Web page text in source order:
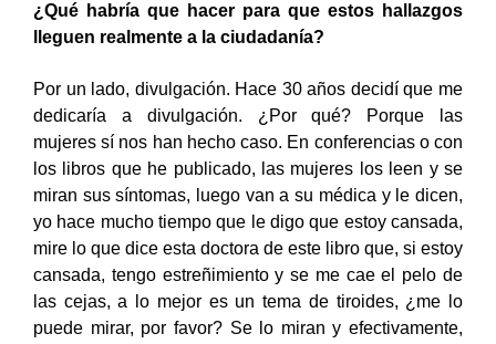
¿Qué habría que hacer para que estos hallazgos
lleguen realmente a la ciudadanía?
Por un lado, divulgación. Hace 30 años decidí que me
dedicaría a divulgación. ¿Por qué? Porque las
mujeres sí nos han hecho caso. En conferencias o con
los libros que he publicado, las mujeres los leen y se
miran sus síntomas, luego van a su médica y le dicen,
yo hace mucho tiempo que le digo que estoy cansada,
mire lo que dice esta doctora de este libro que, si estoy
cansada, tengo estreñimiento y se me cae el pelo de
las cejas, a lo mejor es un tema de tiroides, ¿me lo
puede mirar, por favor? Se lo miran y efectivamente,